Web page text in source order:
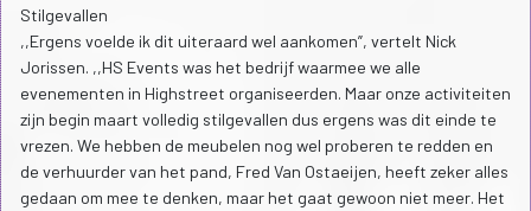
Stilgevallen
,,Ergens voelde ik dit uiteraard wel aankomen”, vertelt Nick
Jorissen. ,,HS Events was het bedrijf waarmee we alle
evenementen in Highstreet organiseerden. Maar onze activiteiten
zijn begin maart volledig stilgevallen dus ergens was dit einde te
vrezen. We hebben de meubelen nog wel proberen te redden en
de verhuurder van het pand, Fred Van Ostaeijen, heeft zeker alles
gedaan om mee te denken, maar het gaat gewoon niet meer. Het